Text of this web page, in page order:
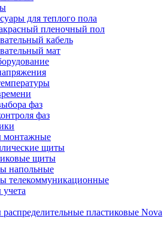
для теплого пола
пленочный пол
кабель
мат
фаз
фаз
монтажные
щиты
щиты
напольные
телекоммуникационные
пластиковые Nova